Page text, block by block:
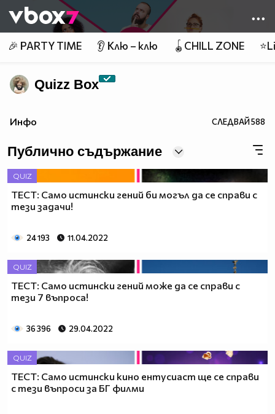
👾
🎉 PARTY TIME 👂 Клю – клю 🪀CHILL ZONE
Quizz Box
Инфо СЛЕДВАЙ588
Публично съдържание
QUIZ
ТЕСТ: Само истински гений би могъл да се справи с
тези задачи!
24 193 11.04.2022
QUIZ
ТЕСТ: Само истински гений може да се справи с
тези 7 въпроса!
36 396 29.04.2022
QUIZ
ТЕСТ: Само истински кино ентусиаст ще се справи
с тези въпроси за БГ филми